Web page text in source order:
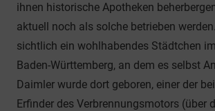
ihnen historische Apotheken
aktuell noch als solche betrieben
sichtlich ein wohlhabendes Städtchen
Baden-Württemberg, an dem es selbst
Daimler wurde dort geboren, einer der
Erfinder des Verbrennungsmotors (über